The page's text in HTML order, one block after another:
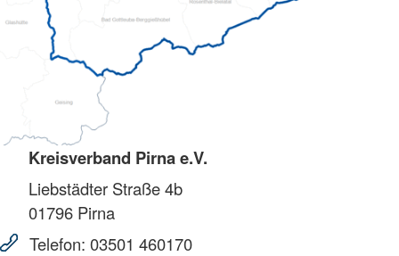
Kreisverband Pirna e.V.
Liebstädter Straße 4b
01796 Pirna
Telefon: 03501 460170